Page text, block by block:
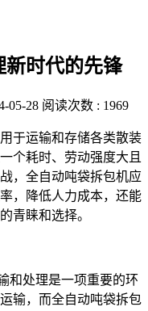
新时代的先锋
05-28 阅读次数 : 1969
于运输和存储各类散装
个耗时、劳动强度大且
，全自动吨袋拆包机应
，降低人力成本，还能
青睐和选择。
和处理是一项重要的环
输，而全自动吨袋拆包